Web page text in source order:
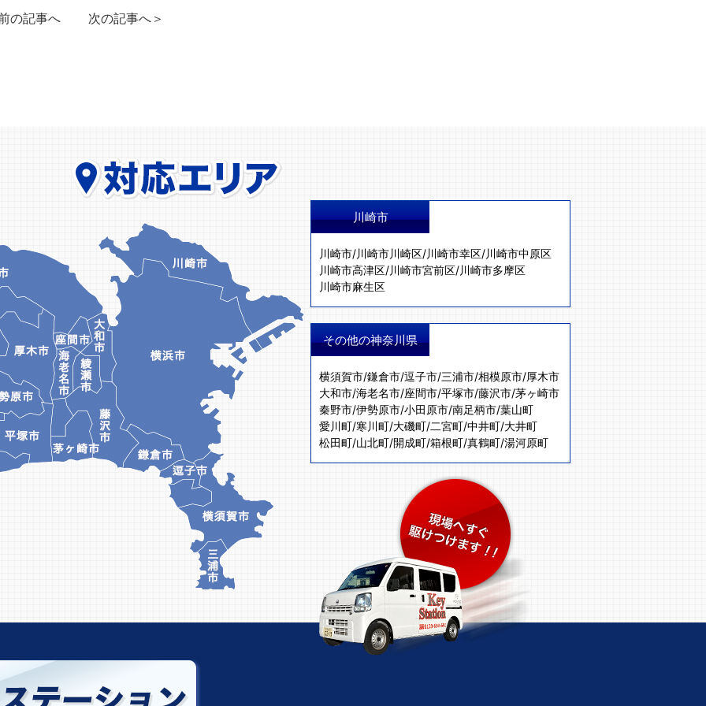
の記事へ 次の記事へ＞
川崎市
川崎市/川崎市川崎区/川崎市幸区/川崎市中原区
川崎市高津区/川崎市宮前区/川崎市多摩区
川崎市麻生区
その他の神奈川県
横須賀市/鎌倉市/逗子市/三浦市/相模原市/厚木市
大和市/海老名市/座間市/平塚市/藤沢市/茅ヶ崎市
秦野市/伊勢原市/小田原市/南足柄市/葉山町
愛川町/寒川町/大磯町/二宮町/中井町/大井町
松田町/山北町/開成町/箱根町/真鶴町/湯河原町